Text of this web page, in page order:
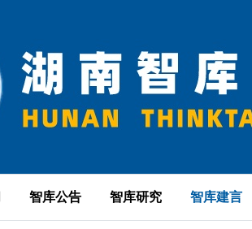
智库公告 智库研究 智库建言